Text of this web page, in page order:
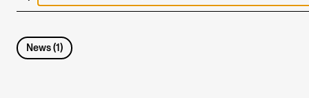
Graduate Programmes
News (1 )